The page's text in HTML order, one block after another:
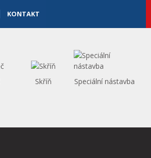
KONTAKT
Skříň Speciální nástavba